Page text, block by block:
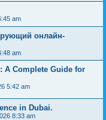
am
онлайн-
am
A Complete Guide for
5:42 am
in Dubai.
8:33 am